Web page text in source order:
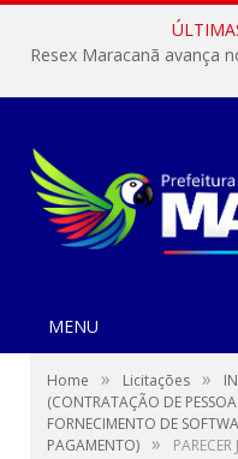
MENU
Home » Licitações »
(CONTRATAÇÃO DE
FORNECIMENTO DE
PAGAMENTO) »